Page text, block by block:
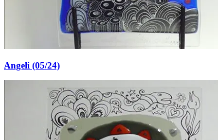
Angeli (05/24)